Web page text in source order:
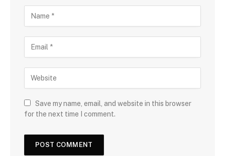
Save my name, email, and website in this browser
for the next time I comment.